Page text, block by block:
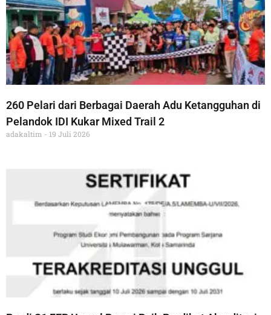
260 Pelari dari Berbagai Daerah Adu Ketangguhan di
Pelandok IDI Kukar Mixed Trail 2
adakaltim 19 Juli 2026